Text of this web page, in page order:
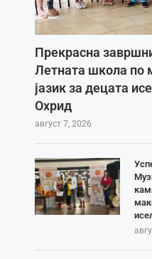
Прекрасна
Летната школа по
јазик за децата
Охрид
август 7, 2026